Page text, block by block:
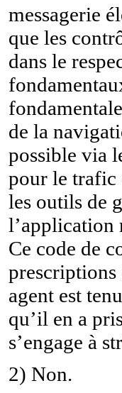
messagerie
que les
dans le
de la
possible via
pour le trafic
les outils de
l’application
Ce code de
prescriptions
agent est
qu’il en a
s’engage à
2) Non.